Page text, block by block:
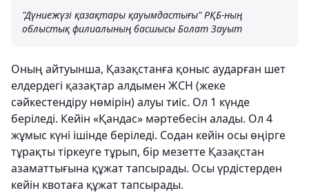
"Дүниежүзі қазақтары қауымдастығы" РҚБ-ның
облыстық филиалының басшысы Болат Зауыт
Оның айтуынша, Қазақстанға қоныс аударған шет
елдердегі қазақтар алдымен ЖСН (жеке
сәйкестендіру нөмірін) алуы тиіс. Ол 1 күнде
беріледі. Кейін «Қандас» мәртебесін алады. Ол 4
жұмыс күні ішінде беріледі. Содан кейін осы өңірге
тұрақты тіркеуге тұрып, бір мезетте Қазақстан
азаматтығына құжат тапсырады. Осы үрдістерден
кейін квотаға құжат тапсырады.